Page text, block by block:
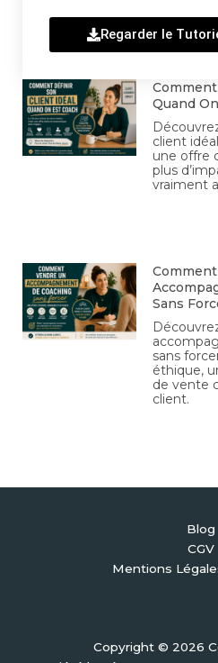
Regarder le
Quand
client
une offre
plus
vraiment
Sans
sans
éthique,
de vente
client.
Blog
CGV
Mentions
Copyright © 2026